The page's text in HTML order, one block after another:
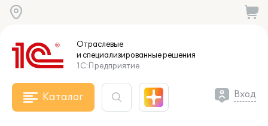
Отраслевые
и специализированныерешения
1С:Предприятие
Каталог Вход